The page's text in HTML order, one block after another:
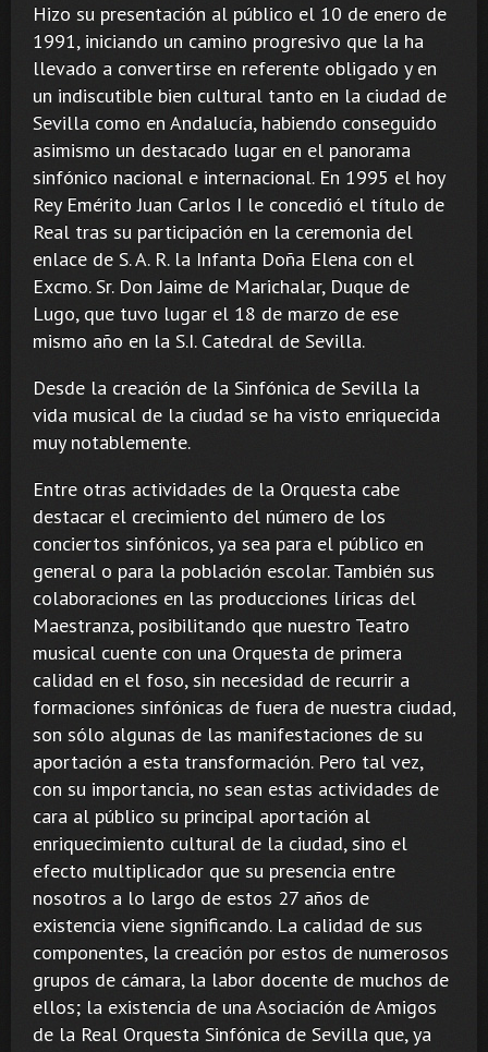
Hizo su presentación al público el 10 de enero de
1991, iniciando un camino progresivo que la ha
llevado a convertirse en referente obligado y en
un indiscutible bien cultural tanto en la ciudad de
Sevilla como en Andalucía, habiendo conseguido
asimismo un destacado lugar en el panorama
sinfónico nacional e internacional. En 1995 el hoy
Rey Emérito Juan Carlos I le concedió el título de
Real tras su participación en la ceremonia del
enlace de S. A. R. la Infanta Doña Elena con el
Excmo. Sr. Don Jaime de Marichalar, Duque de
Lugo, que tuvo lugar el 18 de marzo de ese
mismo año en la S.I. Catedral de Sevilla.
Desde la creación de la Sinfónica de Sevilla la
vida musical de la ciudad se ha visto enriquecida
muy notablemente.
Entre otras actividades de la Orquesta cabe
destacar el crecimiento del número de los
conciertos sinfónicos, ya sea para el público en
general o para la población escolar. También sus
colaboraciones en las producciones líricas del
Maestranza, posibilitando que nuestro Teatro
musical cuente con una Orquesta de primera
calidad en el foso, sin necesidad de recurrir a
formaciones sinfónicas de fuera de nuestra ciudad,
son sólo algunas de las manifestaciones de su
aportación a esta transformación. Pero tal vez,
con su importancia, no sean estas actividades de
cara al público su principal aportación al
enriquecimiento cultural de la ciudad, sino el
efecto multiplicador que su presencia entre
nosotros a lo largo de estos 27 años de
existencia viene significando. La calidad de sus
componentes, la creación por estos de numerosos
grupos de cámara, la labor docente de muchos de
ellos; la existencia de una Asociación de Amigos
de la Real Orquesta Sinfónica de Sevilla que, ya